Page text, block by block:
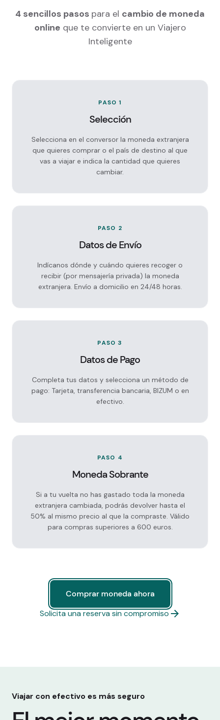
4 sencillos pasos para el cambio de moneda
online que te convierte en un Viajero
Inteligente
PASO 1
Selección
Selecciona en el conversor la moneda extranjera
que quieres comprar o el país de destino al que
vas a viajar e indica la cantidad que quieres
cambiar.
PASO 2
Datos de Envío
Indícanos dónde y cuándo quieres recoger o
recibir (por mensajería privada) la moneda
extranjera. Envío a domicilio en 24/48 horas.
PASO 3
Datos de Pago
Completa tus datos y selecciona un método de
pago: Tarjeta, transferencia bancaria, BIZUM o en
efectivo.
PASO 4
Moneda Sobrante
Si a tu vuelta no has gastado toda la moneda
extranjera cambiada, podrás devolver hasta el
50% al mismo precio al que la compraste. Válido
para compras superiores a 600 euros.
Comprar moneda ahora
Comprar moneda ahora
Solicita una reserva sin compromiso
Viajar con efectivo es más seguro